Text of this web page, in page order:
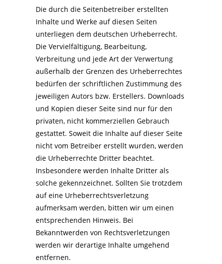
Die durch die Seitenbetreiber erstellten
Inhalte und Werke auf diesen Seiten
unterliegen dem deutschen Urheberrecht.
Die Vervielfältigung, Bearbeitung,
Verbreitung und jede Art der Verwertung
außerhalb der Grenzen des Urheberrechtes
bedürfen der schriftlichen Zustimmung des
jeweiligen Autors bzw. Erstellers. Downloads
und Kopien dieser Seite sind nur für den
privaten, nicht kommerziellen Gebrauch
gestattet. Soweit die Inhalte auf dieser Seite
nicht vom Betreiber erstellt wurden, werden
die Urheberrechte Dritter beachtet.
Insbesondere werden Inhalte Dritter als
solche gekennzeichnet. Sollten Sie trotzdem
auf eine Urheberrechtsverletzung
aufmerksam werden, bitten wir um einen
entsprechenden Hinweis. Bei
Bekanntwerden von Rechtsverletzungen
werden wir derartige Inhalte umgehend
entfernen.